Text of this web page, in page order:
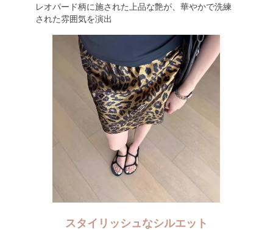
レオパード柄に施された上品な艶が、華やかで洗練
された雰囲気を演出
スタイリッシュなシルエット